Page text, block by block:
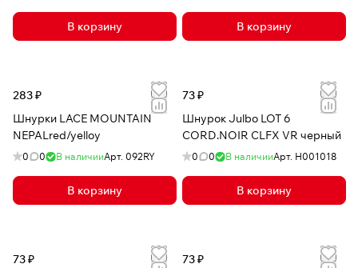
В корзину В корзину
283 ₽
Шнурки LACE MOUNTAIN
NEPALred/yelloy
0 0 В наличииАрт. 092RY
В корзину
73 ₽
Шнурок Julbo LOT 6
CORD.NOIR CLFX VR черный
0 0 В наличииАрт. H001018
В корзину
73 ₽
73 ₽